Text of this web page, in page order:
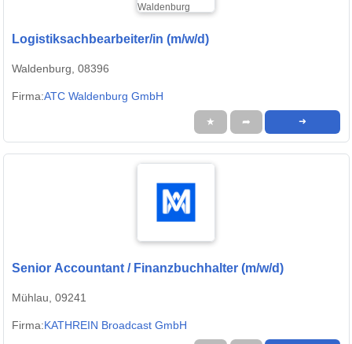
Logistiksachbearbeiter/in (m/w/d)
Waldenburg, 08396
Firma:ATC Waldenburg GmbH
★ ➦ ➜
Senior Accountant / Finanzbuchhalter (m/w/d)
Mühlau, 09241
Firma:KATHREIN Broadcast GmbH